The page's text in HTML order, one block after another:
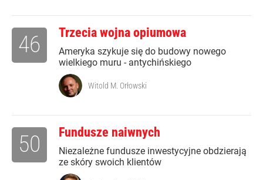
Trzecia wojna opiumowa
Ameryka szykuje się do budowy nowego
wielkiego muru - antychińskiego
46
Witold M. Orłowski
Fundusze naiwnych
Niezależne fundusze inwestycyjne obdzierają
ze skóry swoich klientów
50